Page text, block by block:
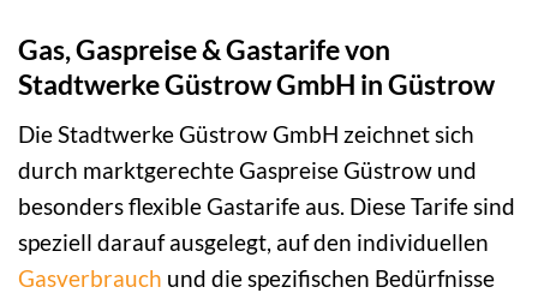
Gas, Gaspreise & Gastarife von
Stadtwerke Güstrow GmbH in Güstrow
Die Stadtwerke Güstrow GmbH zeichnet sich
durch marktgerechte Gaspreise Güstrow und
besonders flexible Gastarife aus. Diese Tarife sind
speziell darauf ausgelegt, auf den individuellen
Gasverbrauch und die spezifischen Bedürfnisse